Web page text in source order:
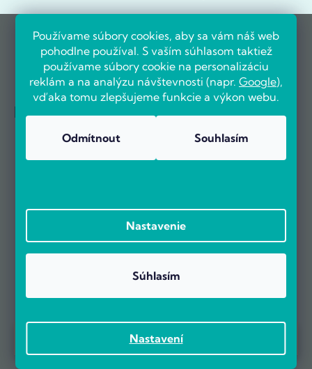
Používame súbory cookies, aby sa vám náš web
pohodlne používal. S vaším súhlasom taktiež
používame súbory cookie na personalizáciu
reklám a na analýzu návštevnosti (napr. Google),
vďaka tomu zlepšujeme funkcie a výkon webu.
Nastavení
Odmítnout Souhlasím
Nastavenie
Súhlasím
Prebieha Masaker cien! Navyše objednávky nad 100 EUR sú s
Referencie firiem